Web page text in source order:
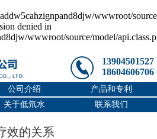
wwwroot/
denied in
wwwroot/source/model/
13904501527
18604606706
公司介绍
产品和专利
关于低氘水 联系我们
效的关系